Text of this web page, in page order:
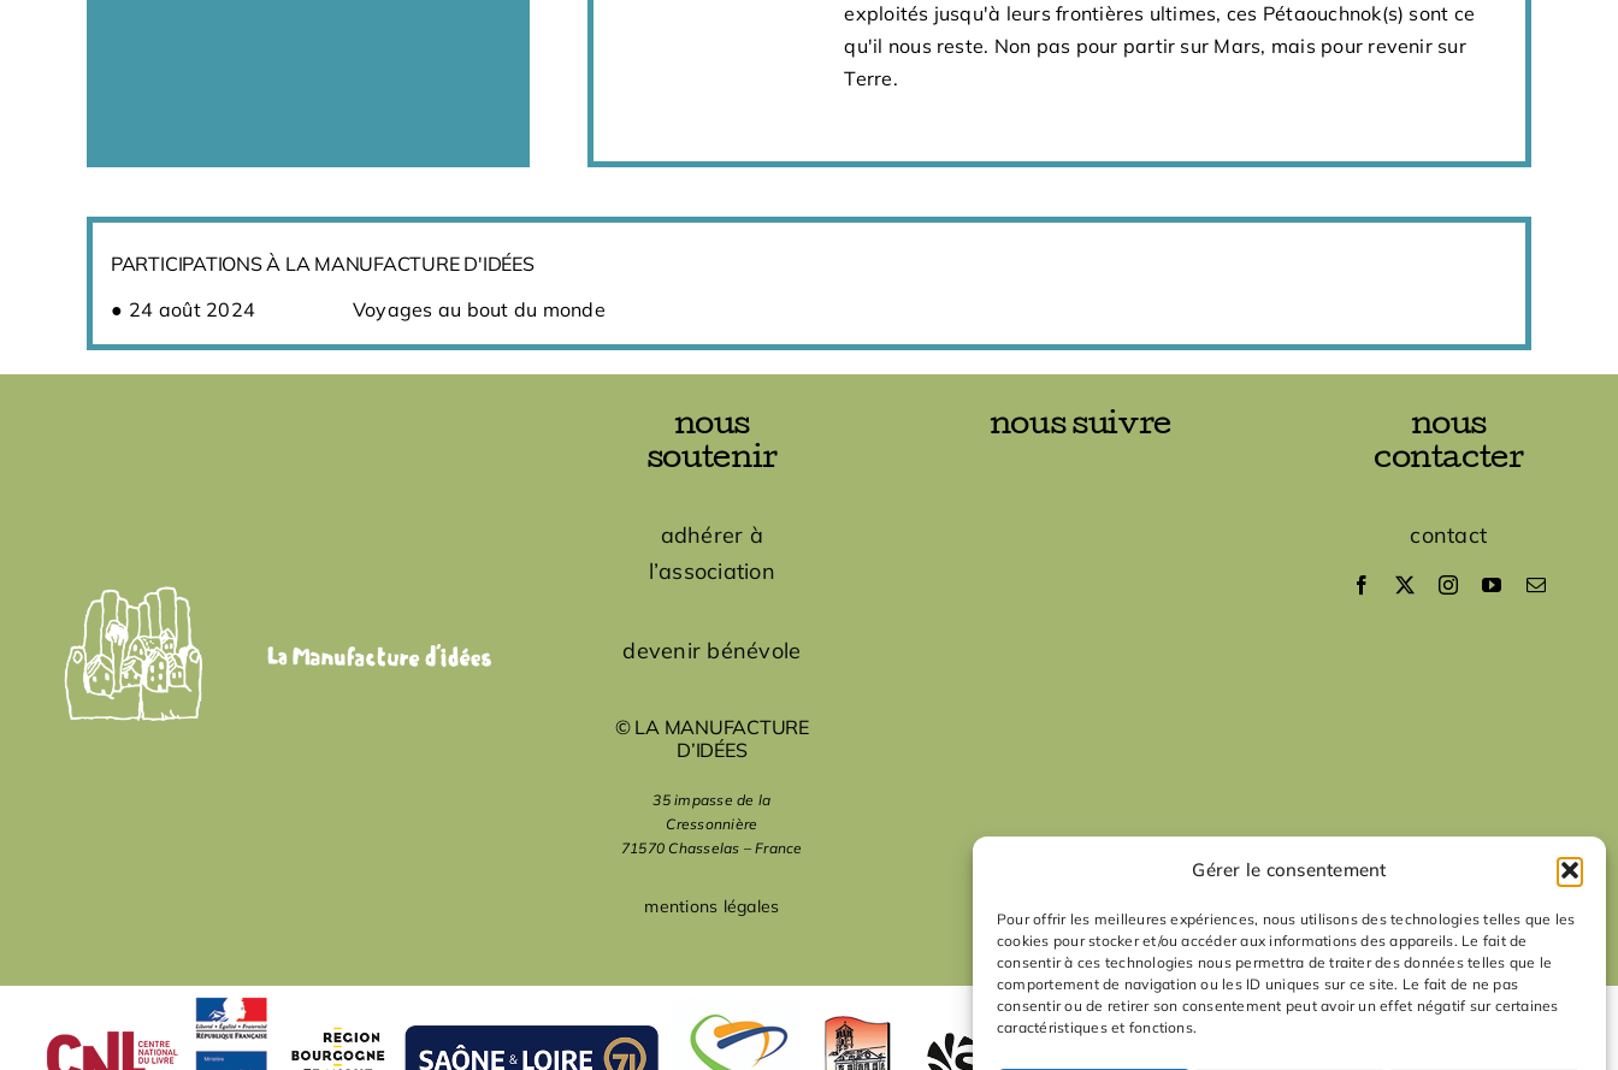
Gérer le consentement
Pour offrir les meilleures expériences, nous utilisons des technologies telles que les
cookies pour stocker et/ou accéder aux informations des appareils. Le fait de
consentir à ces technologies nous permettra de traiter des données telles que le
comportement de navigation ou les ID uniques sur ce site. Le fait de ne pas
consentir ou de retirer son consentement peut avoir un effet négatif sur certaines
caractéristiques et fonctions.
exploités jusqu'à leurs frontières ultimes, ces Pétaouchnok(s) sont ce
qu'il nous reste. Non pas pour partir sur Mars, mais pour revenir sur
Terre.
PARTICIPATIONS À LA MANUFACTURE D'IDÉES
24 août 2024
Voyages au bout du monde
nous
soutenir
adhérer à
l’association
devenir bénévole
© LA MANUFACTURE
D’IDÉES
35 impasse de la
Cressonnière
71570 Chasselas – France
mentions légales
nous suivre
nous
contacter
contact